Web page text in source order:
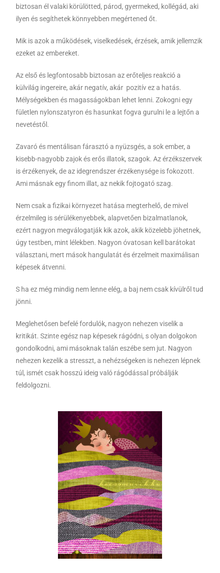
biztosan él valaki körülötted, párod, gyermeked, kollégád, aki
ilyen és segíthetek könnyebben megértened őt.
Mik is azok a működések, viselkedések, érzések, amik jellemzik
ezeket az embereket.
Az első és legfontosabb biztosan az erőteljes reakció a
külvilág ingereire, akár negatív, akár pozitív ez a hatás.
Mélységekben és magasságokban lehet lenni. Zokogni egy
fületlen nylonszatyron és hasunkat fogva gurulni le a lejtőn a
nevetéstől.
Zavaró és mentálisan fárasztó a nyüzsgés, a sok ember, a
kisebb-nagyobb zajok és erős illatok, szagok. Az érzékszervek
is érzékenyek, de az idegrendszer érzékenysége is fokozott.
Ami másnak egy finom illat, az nekik fojtogató szag.
Nem csak a fizikai környezet hatása megterhelő, de mivel
érzelmileg is sérülékenyebbek, alapvetően bizalmatlanok,
ezért nagyon megválogatják kik azok, akik közelebb jöhetnek,
úgy testben, mint lélekben. Nagyon óvatosan kell barátokat
választani, mert mások hangulatát és érzelmeit maximálisan
képesek átvenni.
S ha ez még mindig nem lenne elég, a baj nem csak kívülről tud
jönni.
Meglehetősen befelé fordulók, nagyon nehezen viselik a
kritikát. Szinte egész nap képesek rágódni, s olyan dolgokon
gondolkodni, ami másoknak talán eszébe sem jut. Nagyon
nehezen kezelik a stresszt, a nehézségeken is nehezen lépnek
túl, ismét csak hosszú ideig való rágódással próbálják
feldolgozni.